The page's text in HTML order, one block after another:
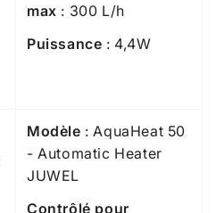
max : 300 L/h
Puissance : 4,4W
Modèle : AquaHeat 50
- Automatic Heater
JUWEL
Contrôlé pour